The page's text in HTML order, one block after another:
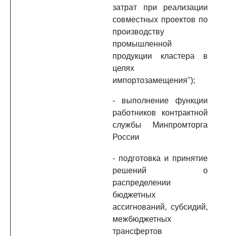
затрат при реализации
совместных проектов по
производству
промышленной
продукции кластера в
целях
импортозамещения");
- выполнение функции
работников контрактной
службы Минпромторга
России
- подготовка и принятие
решений о
распределении
бюджетных
ассигнований, субсидий,
межбюджетных
трансфертов